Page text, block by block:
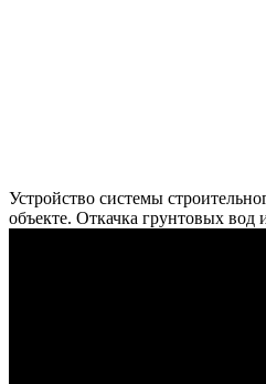
Устройство системы
объекте. Откачка грунтовых вод